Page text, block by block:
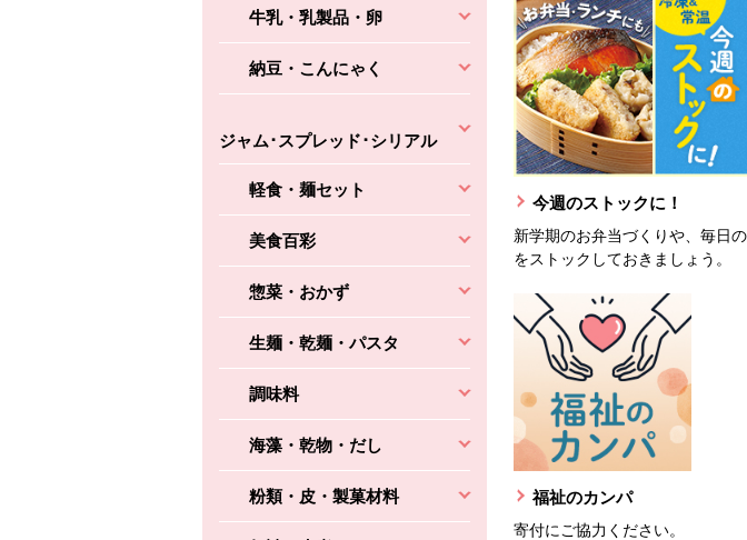
牛乳・乳製品・卵
納豆・こんにゃく
ジャム･スプレッド･シリアル
軽食・麺セット
美食百彩
惣菜・おかず
生麺・乾麺・パスタ
調味料
海藻・乾物・だし
粉類・皮・製菓材料
今週のストックに！
新学期のお弁当づくりや、毎日
をストックしておきましょう。
福祉のカンパ
寄付にご協力ください。